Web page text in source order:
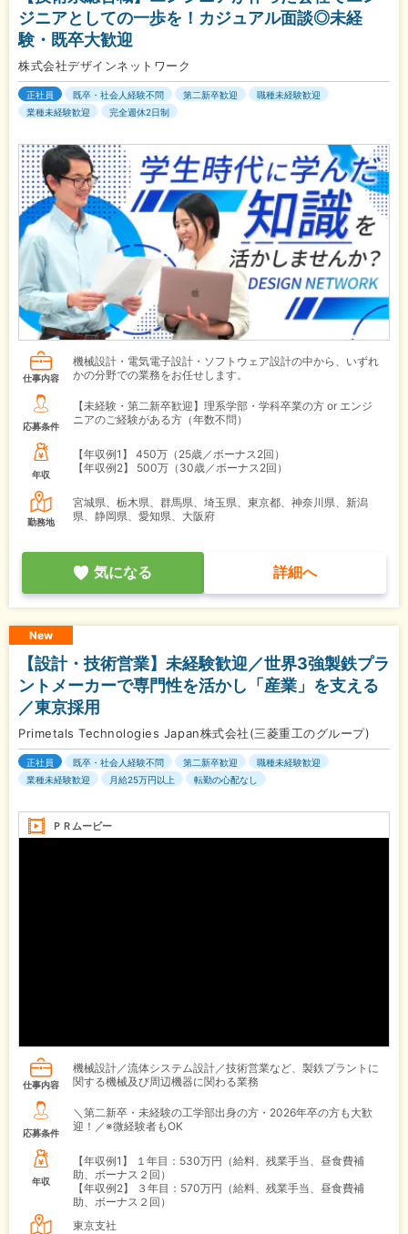
ジニアとしての一歩を！カジュアル面談◎未経
験・既卒大歓迎
株式会社デザインネットワーク
正社員 既卒・社会人経験不問 第二新卒歓迎
職種未経験歓迎
業種未経験歓迎
完全週休2日制
仕事内容
機械設計・電気電子設計・ソフトウェア設計の中から、いずれ
かの分野での業務をお任せします。
応募条件
【未経験・第二新卒歓迎】理系学部・学科卒業の方 or エンジ
ニアのご経験がある方（年数不問）
年収
【年収例1】
450万（25歳／ボーナス2回）
【年収例2】
500万（30歳／ボーナス2回）
勤務地
宮城県、栃木県、群馬県、埼玉県、東京都、神奈川県、新潟
県、静岡県、愛知県、大阪府
気になる 詳細へ
New
【設計・技術営業】未経験歓迎／世界3強製鉄プラ
ントメーカーで専門性を活かし「産業」を支える
／東京採用
Primetals Technologies Japan株式会社(三菱重工のグループ)
正社員 既卒・社会人経験不問 第二新卒歓迎
職種未経験歓迎
業種未経験歓迎
月給25万円以上 転勤の心配なし
ＰＲムービー
仕事内容
機械設計／流体システム設計／技術営業など、製鉄プラントに
関する機械及び周辺機器に関わる業務
応募条件
＼第二新卒・未経験の工学部出身の方・2026年卒の方も大歓
迎！／※微経験者もOK
年収
【年収例1】
１年目：530万円（給料、残業手当、昼食費補
助、ボーナス２回）
【年収例2】
３年目：570万円（給料、残業手当、昼食費補
助、ボーナス２回）
東京支社